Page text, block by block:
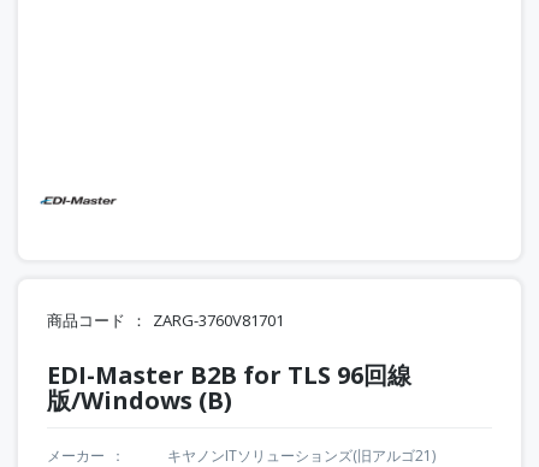
商品コード ZARG-3760V81701
EDI-Master B2B for TLS 96回線
版/Windows (B)
メーカー
キヤノンITソリューションズ(旧アルゴ21)